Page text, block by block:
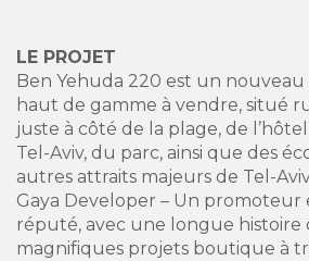
LE PROJET
Ben Yehuda 220 est un
haut de gamme à vendre, situé
juste à côté de la plage, de
Tel-Aviv, du parc, ainsi que des
autres attraits majeurs de Tel-
Gaya Developer – Un
réputé, avec une longue histoire
magnifiques projets boutique à